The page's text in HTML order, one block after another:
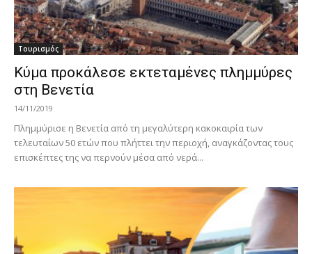
Τουρισμός
Kύμα προκάλεσε εκτεταμένες πλημμύρες
στη Βενετία
14/11/2019
Πλημμύρισε η Βενετία από τη μεγαλύτερη κακοκαιρία των
τελευταίων 50 ετών που πλήττει την περιοχή, αναγκάζοντας τους
επισκέπτες της να περνούν μέσα από νερά...